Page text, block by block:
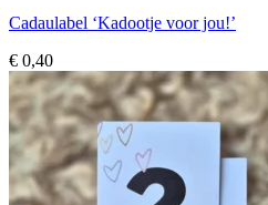
Cadaulabel ‘Kadootje voor jou!’
€ 0,40